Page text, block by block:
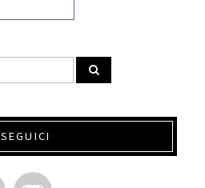
SEGUICI